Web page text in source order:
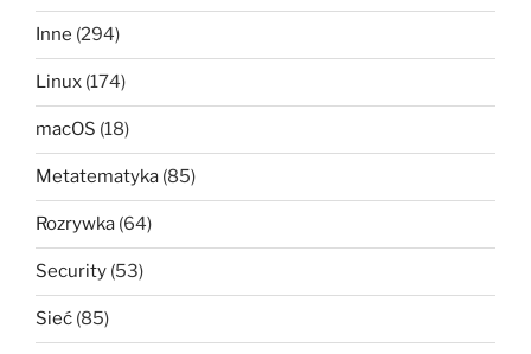
Inne (294)
Linux (174)
macOS (18)
Metatematyka (85)
Rozrywka (64)
Security (53)
Sieć (85)